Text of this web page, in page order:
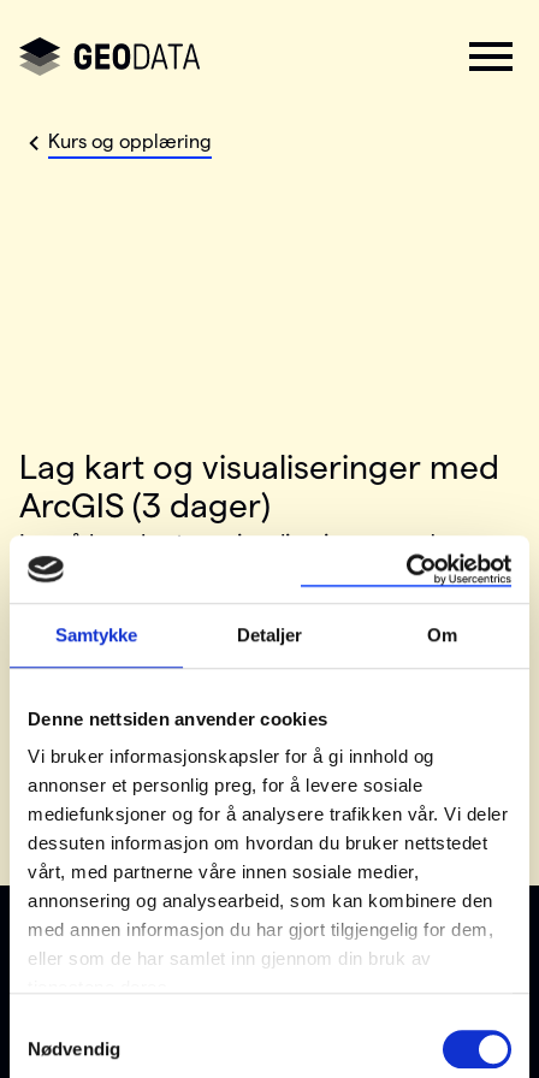
Samtykke Detaljer Om
Denne nettsiden anvender cookies
Vi bruker informasjonskapsler for å gi innhold og
annonser et personlig preg, for å levere sosiale
mediefunksjoner og for å analysere trafikken vår. Vi deler
dessuten informasjon om hvordan du bruker nettstedet
vårt, med partnerne våre innen sosiale medier,
annonsering og analysearbeid, som kan kombinere den
med annen informasjon du har gjort tilgjengelig for dem,
eller som de har samlet inn gjennom din bruk av
Nødvendig
Kurs og opplæring
Lag kart og visualiseringer med
ArcGIS (3 dager)
Lær å lage kart og visualiseringer med
ArcGIS.
Kontakt oss